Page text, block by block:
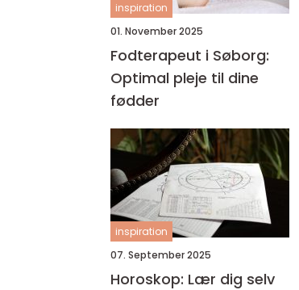
inspiration
01. November 2025
Fodterapeut i Søborg:
Optimal pleje til dine
fødder
inspiration
07. September 2025
Horoskop: Lær dig selv